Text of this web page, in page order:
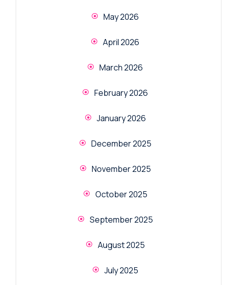
May 2026
April 2026
March 2026
February 2026
January 2026
December 2025
November 2025
October 2025
September 2025
August 2025
July 2025